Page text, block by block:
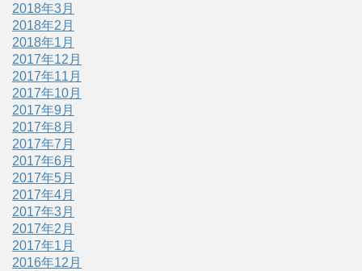
2018年3月
2018年2月
2018年1月
2017年12月
2017年11月
2017年10月
2017年9月
2017年8月
2017年7月
2017年6月
2017年5月
2017年4月
2017年3月
2017年2月
2017年1月
2016年12月